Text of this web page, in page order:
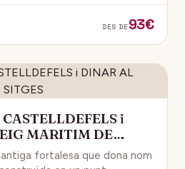
DES DE 93€
i
MARITIM DE
fortalesa que dona nom